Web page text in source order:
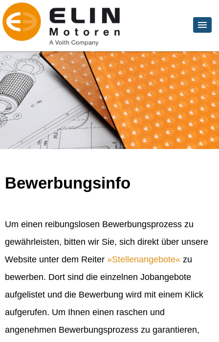
Bewerbungsinfo
Um einen reibungslosen Bewerbungsprozess zu
gewährleisten, bitten wir Sie, sich direkt über unsere
Website unter dem Reiter
Stellenangebote
zu
bewerben. Dort sind die einzelnen Jobangebote
aufgelistet und die Bewerbung wird mit einem Klick
aufgerufen. Um Ihnen einen raschen und
angenehmen Bewerbungsprozess zu garantieren,